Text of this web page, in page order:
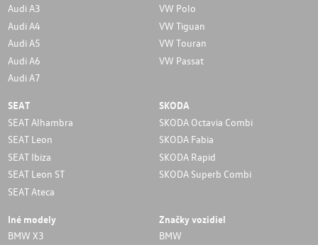
Audi A3
Audi A4
Audi A5
Audi A6
Audi A7
VW Polo
VW Tiguan
VW Touran
VW Passat
SEAT
SEAT Alhambra
SEAT Leon
SEAT Ibiza
SEAT Leon ST
SEAT Ateca
SKODA
SKODA Octavia Combi
SKODA Fabia
SKODA Rapid
SKODA Superb Combi
Iné modely
BMW X3
Značky vozidiel
BMW